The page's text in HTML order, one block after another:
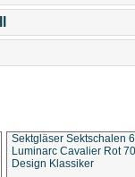
Sektgläser Sektschalen
Luminarc Cavalier Rot
Design Klassiker